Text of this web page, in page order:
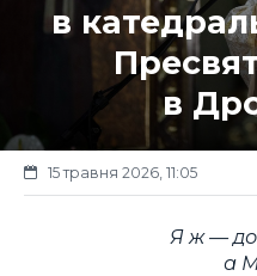
в
в
15 травня 2026, 11:05
Я ж —
а